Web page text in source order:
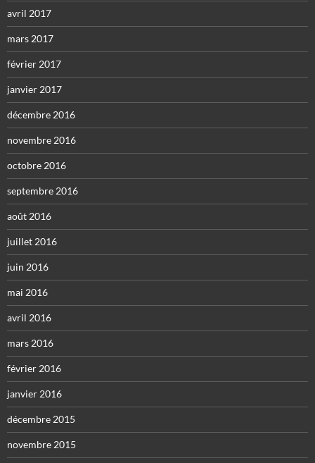
avril 2017
mars 2017
février 2017
janvier 2017
décembre 2016
novembre 2016
octobre 2016
septembre 2016
août 2016
juillet 2016
juin 2016
mai 2016
avril 2016
mars 2016
février 2016
janvier 2016
décembre 2015
novembre 2015